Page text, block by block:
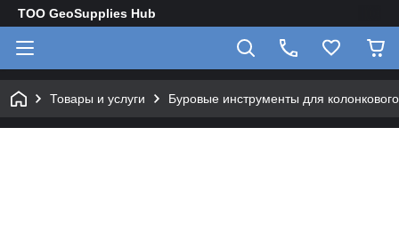
TOO GeoSupplies Hub
Товары и услуги Буровые инструменты для